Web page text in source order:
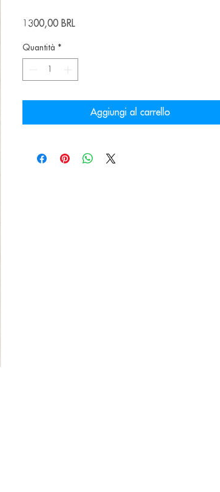
1300,00 BRLPrezzo
Quantità *
Aggiungi al carrello